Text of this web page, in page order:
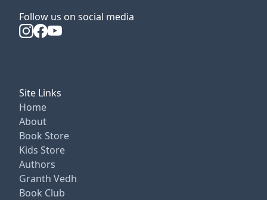
Follow us on social media
Site Links
Home
About
Book Store
Kids Store
Authors
Granth Vedh
Book Club